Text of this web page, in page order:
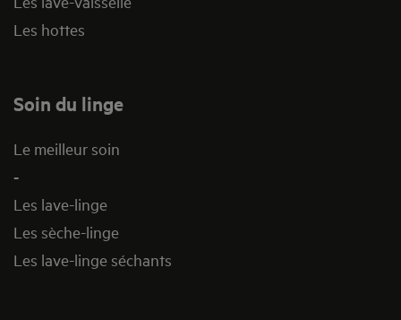
Les hottes
Soin du linge
Le meilleur soin
-
Les lave-linge
Les sèche-linge
Les lave-linge séchants